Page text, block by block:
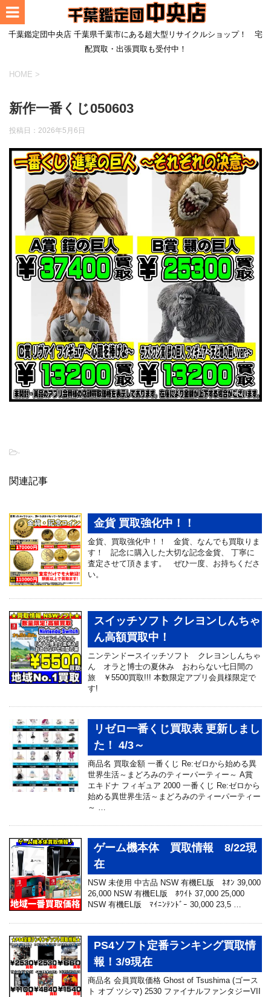
千葉鑑定団中央店 千葉県千葉市にある超大型リサイクルショップ！ 宅
配買取・出張買取も受付中！
HOME >
新作一番くじ050603
投稿日： 2026年5月6日
-
関連記事
金貨 買取強化中！！
金貨、買取強化中！！ 金貨、なんでも買取りま
す！ 記念に購入した大切な記念金貨、 丁寧に
査定させて頂きます。 ぜひ一度、お持ちくださ
い。
スイッチソフト クレヨンしんちゃ
ん高額買取中！
ニンテンドースイッチソフト クレヨンしんちゃ
ん オラと博士の夏休み おわらない七日間の
旅 ￥5500買取!!! 本数限定アプリ会員様限定で
す!
リゼロ一番くじ買取表 更新しまし
た！ 4/3～
商品名 買取金額 一番くじ Re:ゼロから始める異
世界生活～まどろみのティーパーティー～ A賞
エキドナ フィギュア 2000 一番くじ Re:ゼロから
始める異世界生活～まどろみのティーパーティー
～ …
ゲーム機本体 買取情報 8/22現
在
NSW 未使用 中古品 NSW 有機EL版 ﾈｵﾝ 39,000
26,000 NSW 有機EL版 ﾎﾜｲﾄ 37,000 25,000
NSW 有機EL版 ﾏｲﾆﾝﾃﾝﾄﾞｰ 30,000 23,5 …
PS4ソフト定番ランキング買取情
報！3/9現在
商品名 会員買取価格 Ghost of Tsushima (ゴース
ト オブ ツシマ) 2530 ファイナルファンタジーVII